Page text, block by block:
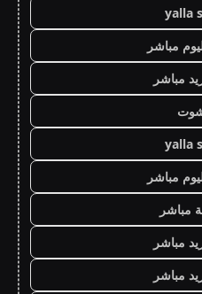
yalla
مباشر
مباشر
شوت
yalla
مباشر
مباشر
مباشر
مباشر